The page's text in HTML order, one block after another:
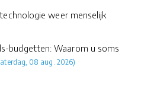
weer menselijk
budgetten: Waarom u soms
08 aug. 2026)